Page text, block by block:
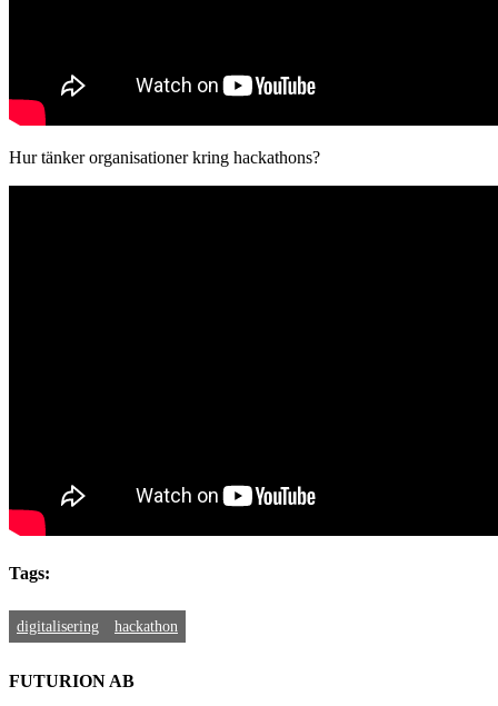
Hur tänker organisationer kring hackathons?
Tags:
digitalisering hackathon
FUTURION AB